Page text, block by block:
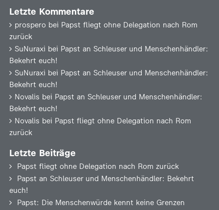
Letzte Kommentare
prospero bei Papst fliegt ohne Delegation nach Rom
zurück
SuNuraxi bei Papst an Schleuser und Menschenhändler:
Bekehrt euch!
SuNuraxi bei Papst an Schleuser und Menschenhändler:
Bekehrt euch!
Novalis bei Papst an Schleuser und Menschenhändler:
Bekehrt euch!
Novalis bei Papst fliegt ohne Delegation nach Rom
zurück
Letzte Beiträge
Papst fliegt ohne Delegation nach Rom zurück
Papst an Schleuser und Menschenhändler: Bekehrt
euch!
Papst: Die Menschenwürde kennt keine Grenzen